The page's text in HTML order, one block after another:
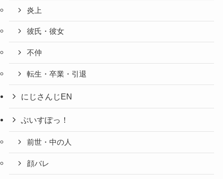
炎上
彼氏・彼女
不仲
転生・卒業・引退
にじさんじEN
ぶいすぽっ！
前世・中の人
顔バレ